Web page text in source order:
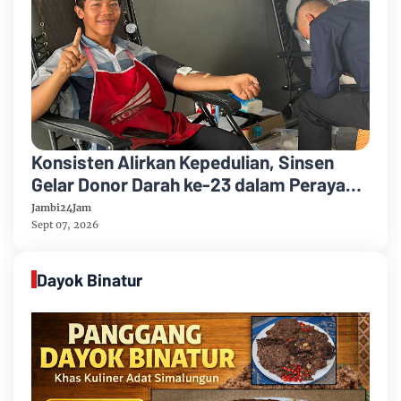
Konsisten Alirkan Kepedulian, Sinsen
Gelar Donor Darah ke-23 dalam Perayaan
Anniversary Sinsen
Jambi24Jam
Sept 07, 2026
Dayok Binatur